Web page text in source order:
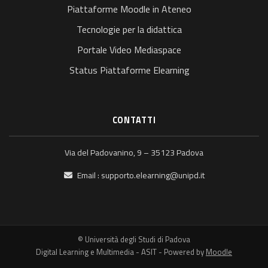
Piattaforme Moodle in Ateneo
Tecnologie per la didattica
Portale Video Mediaspace
Status Piattaforme Elearning
CONTATTI
Via del Padovanino, 9 – 35123 Padova
Email : supporto.elearning@unipd.it
© Università degli Studi di Padova
Digital Learning e Multimedia - ASIT - Powered by Moodle